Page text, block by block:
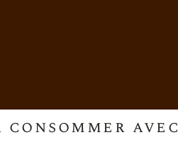
avec